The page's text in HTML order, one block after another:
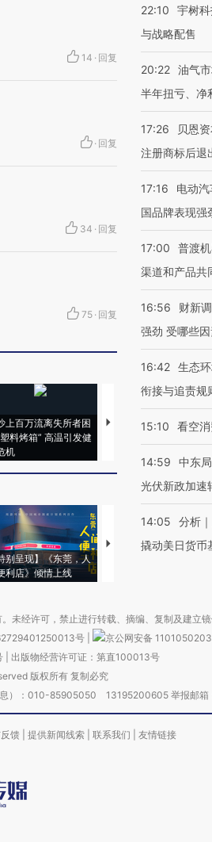
14 · 回复
· 回复
34 · 回复
75 · 回复
上百万流离失所者困
料烤箱” 高温引发健
机
视线｜HYROX的吸金
别呈现】《东莞，人
利店》倾情上线
【推广】走进第四届链
22:10
宇树
与战略配售
20:22 油气
半年扭亏、净
17:26
贝恩
注册商标后退
17:16
电动
国品牌表现强
17:00
普渡
渠道和产品共
16:56
财新
强劲 受哪些因
16:42 生态
衔接与追责规
15:10 看空消
14:59
中东
光伏新政加速
14:05
分析
撬动美日货币
未经许可，禁止进行转载、摘编、复制及建立镜
号
京公网安备
| 出版物经营许可证：第直100013号
版权所有 复制必究
息）：010-85905050 13195200605 举报邮
馈 提供新闻线索 联系我们 友情链接